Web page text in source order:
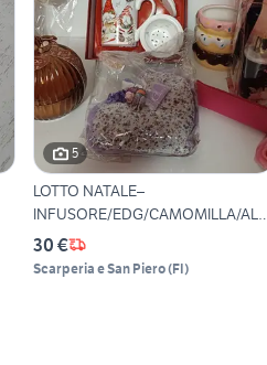
5
LOTTO NATALE–
INFUSORE/EDG/CAMOMILLA/ALT
RO
30 €
Scarperia e San Piero(FI)